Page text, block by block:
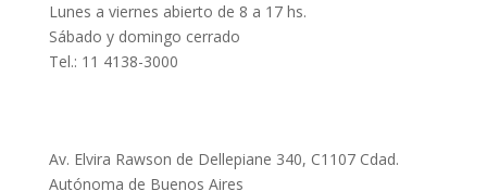
Lunes a viernes abierto de 8 a 17 hs.
Sábado y domingo cerrado
Tel.: 11 4138-3000
Av. Elvira Rawson de Dellepiane 340, C1107 Cdad.
Autónoma de Buenos Aires